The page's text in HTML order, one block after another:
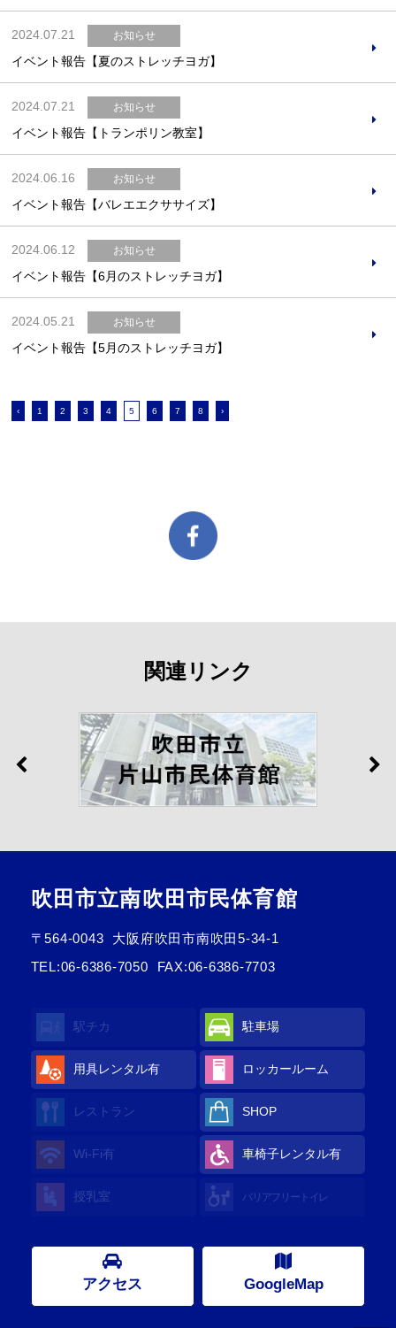
2024.07.21 お知らせ
イベント報告【夏のストレッチヨガ】
2024.07.21 お知らせ
イベント報告【トランポリン教室】
2024.06.16 お知らせ
イベント報告【バレエエクササイズ】
2024.06.12 お知らせ
イベント報告【6月のストレッチヨガ】
2024.05.21 お知らせ
イベント報告【5月のストレッチヨガ】
‹ 1 2 3 4 5 6 7 8 ›
関連リンク
吹田市立南吹田市民体育館
〒564-0043
大阪府吹田市南吹田5-34-1
TEL:06-6386-7050 FAX:06-6386-7703
駅チカ 駐車場
用具レンタル有 ロッカールーム
レストラン SHOP
Wi-Fi有 車椅子レンタル有
授乳室 バリアフリートイレ
アクセス GoogleMap